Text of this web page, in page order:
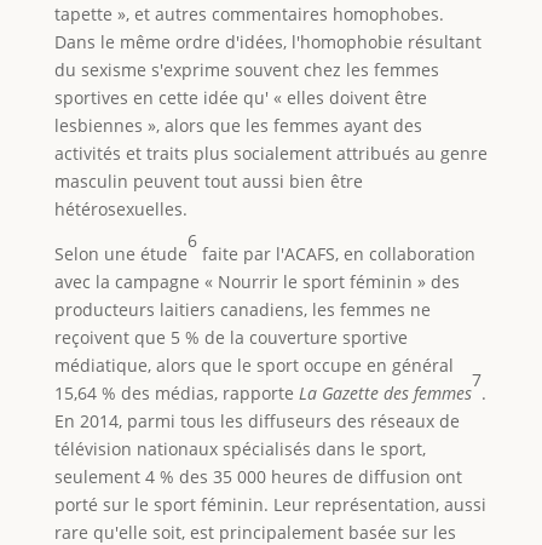
tapette », et autres commentaires homophobes.
Dans le même ordre d'idées, l'homophobie résultant
du sexisme s'exprime souvent chez les femmes
sportives en cette idée qu' « elles doivent être
lesbiennes », alors que les femmes ayant des
activités et traits plus socialement attribués au genre
masculin peuvent tout aussi bien être
hétérosexuelles.
Selon une étude
6
faite par l'ACAFS, en collaboration
avec la campagne « Nourrir le sport féminin » des
producteurs laitiers canadiens, les femmes ne
reçoivent que 5 % de la couverture sportive
médiatique, alors que le sport occupe en général
15,64 % des médias, rapporte La Gazette des femmes
7
.
En 2014, parmi tous les diffuseurs des réseaux de
télévision nationaux spécialisés dans le sport,
seulement 4 % des 35 000 heures de diffusion ont
porté sur le sport féminin. Leur représentation, aussi
rare qu'elle soit, est principalement basée sur les